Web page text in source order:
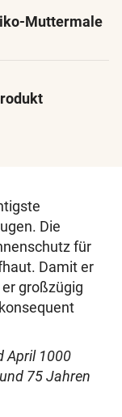
Muttermale
Die
für
Damit er
großzügig
April 1000
75 Jahren